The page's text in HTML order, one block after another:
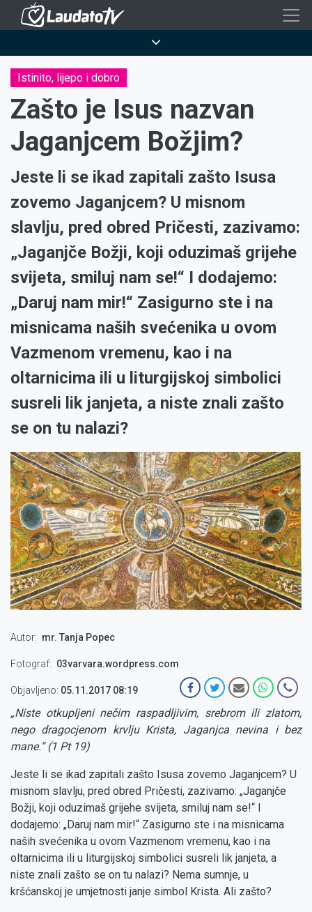
Skoči
sadržaj
Istinito, lijepo i dobro
Zašto je Isus nazvan
Jaganjcem Božjim?
Jeste li se ikad zapitali zašto Isusa
zovemo Jaganjcem? U misnom
slavlju, pred obred Pričesti, zazivamo:
„Jaganjče Božji, koji oduzimaš grijehe
svijeta, smiluj nam se!“ I dodajemo:
„Daruj nam mir!“ Zasigurno ste i na
misnicama naših svećenika u ovom
Vazmenom vremenu, kao i na
oltarnicima ili u liturgijskoj simbolici
susreli lik janjeta, a niste znali zašto
se on tu nalazi?
Autor mr. Tanja Popec
Fotograf 03varvara.wordpress.com
Objavljeno: 05.11.2017 08:19
„Niste otkupljeni nečim raspadljivim, srebrom ili zlatom,
nego dragocjenom krvlju Krista, Jaganjca nevina i bez
mane.“ (1 Pt 19)
Jeste li se ikad zapitali zašto Isusa zovemo Jaganjcem? U
misnom slavlju, pred obred Pričesti, zazivamo: „Jaganjče
Božji, koji oduzimaš grijehe svijeta, smiluj nam se!“ I
dodajemo: „Daruj nam mir!“ Zasigurno ste i na misnicama
naših svećenika u ovom Vazmenom vremenu, kao i na
oltarnicima ili u liturgijskoj simbolici susreli lik janjeta, a
niste znali zašto se on tu nalazi? Nema sumnje, u
kršćanskoj je umjetnosti janje simbol Krista. Ali zašto?